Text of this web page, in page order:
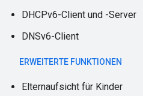
DHCPv6-Client und -Server
DNSv6-Client
ERWEITERTE FUNKTIONEN
Elternaufsicht für Kinder